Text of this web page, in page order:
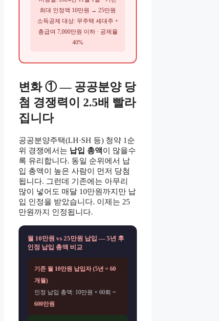
최대 인정액 10만원 → 25만원
소득공제 대상: 무주택 세대주 +
총급여 7,000만원 이하 · 공제율
40%
변화 ① — 공공분양 당
첨 경쟁력이 2.5배 빨라
집니다
공공분양주택(LH·SH 등) 청약 1순
위 경쟁에서는 납입 총액이 많을수
록 유리합니다. 동일 순위에서 납
입 총액이 높은 사람이 먼저 당첨
됩니다. 그런데 기존에는 아무리
많이 넣어도 매달 10만원까지만 납
입 인정을 받았습니다. 이제는 25
만원까지 인정됩니다.
월 10만원 vs 25만원 납입 — 5년 후
인정 납입 총액 비교
기존 월 10만원 납입자 (5년 = 60
개월)
인정 납입 총액: 10만원 × 60회 =
600만원